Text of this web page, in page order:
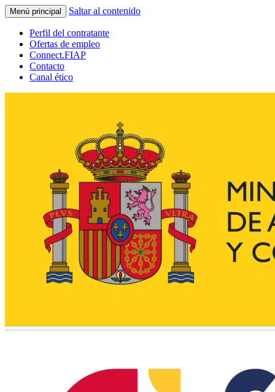
Menú principal Saltar al contenido
Perfil del contratante
Ofertas de empleo
Connect.FIAP
Contacto
Canal ético